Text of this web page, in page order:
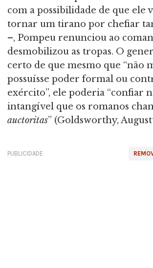
com a possibilidade de que ele
tornar um tirano por chefiar
–, Pompeu renunciou ao
desmobilizou as tropas. O
certo de que mesmo que “não
possuísse poder formal ou
exército”, ele poderia “confiar
intangível que os romanos
auctoritas” (Goldsworthy,
PUBLICIDADE